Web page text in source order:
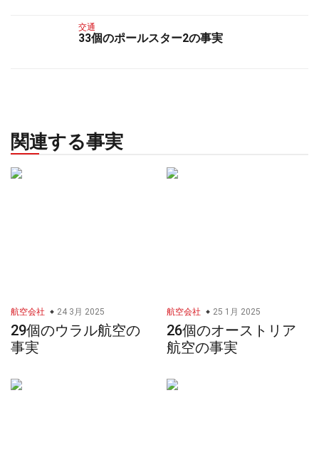
交通
33個のポールスター2の事実
関連する事実
航空会社 24 3月 2025
29個のウラル航空の
事実
航空会社 25 1月 2025
26個のオーストリア
航空の事実